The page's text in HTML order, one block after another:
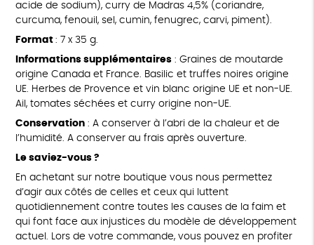
acide de sodium), curry de Madras 4,5% (coriandre,
curcuma, fenouil, sel, cumin, fenugrec, carvi, piment).
Format : 7 x 35 g.
Informations supplémentaires: Graines de moutarde
origine Canada et France. Basilic et truffes noires origine
UE. Herbes de Provence et vin blanc origine UE et non-UE.
Ail, tomates séchées et curry origine non-UE.
Conservation: A conserver à l’abri de la chaleur et de
l’humidité. A conserver au frais après ouverture.
Le saviez-vous ?
En achetant sur notre boutique vous nous permettez
d’agir aux côtés de celles et ceux qui luttent
quotidiennement contre toutes les causes de la faim et
qui font face aux injustices du modèle de développement
actuel. Lors de votre commande, vous pouvez en profiter